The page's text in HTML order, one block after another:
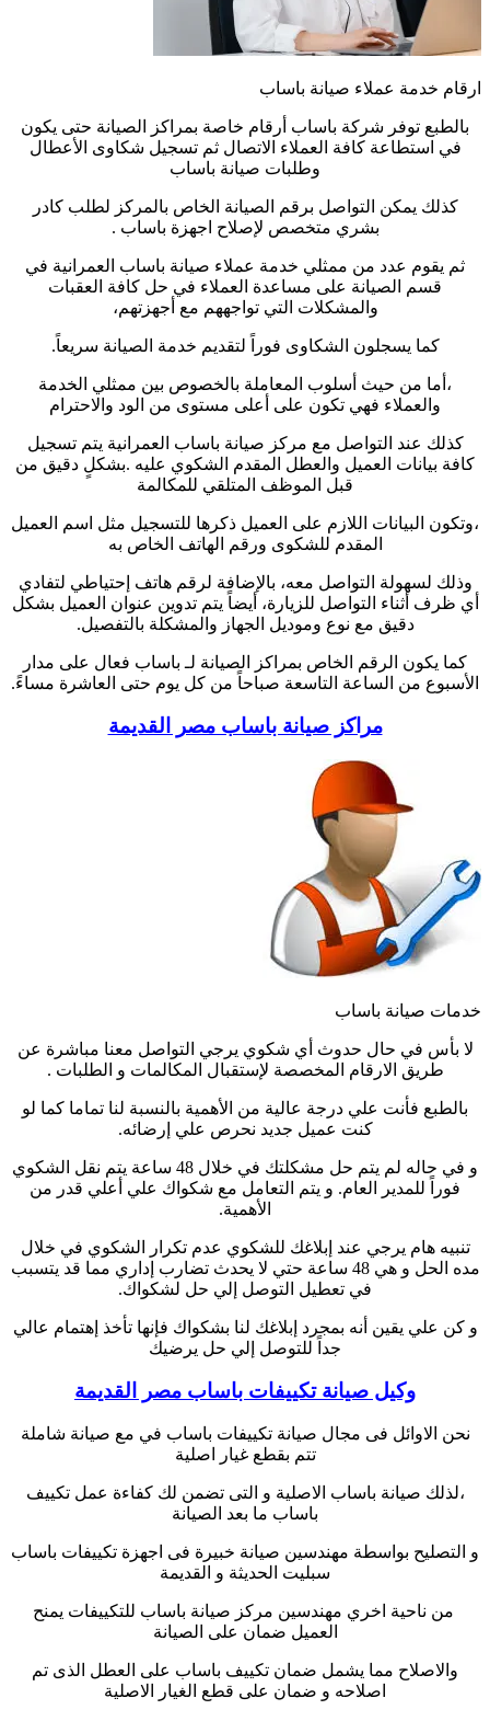
ارقام خدمة عملاء صيانة باساب
بالطبع توفر شركة باساب أرقام خاصة بمراكز الصيانة حتى يكون
في استطاعة كافة العملاء الاتصال ثم تسجيل شكاوى الأعطال
وطلبات صيانة باساب
كذلك يمكن التواصل برقم الصيانة الخاص بالمركز لطلب كادر
بشري متخصص لإصلاح اجهزة باساب .
ثم يقوم عدد من ممثلي خدمة عملاء صيانة باساب العمرانية في
قسم الصيانة على مساعدة العملاء في حل كافة العقبات
والمشكلات التي تواجههم مع أجهزتهم،
كما يسجلون الشكاوى فوراً لتقديم خدمة الصيانة سريعاً.
،أما من حيث أسلوب المعاملة بالخصوص بين ممثلي الخدمة
والعملاء فهي تكون على أعلى مستوى من الود والاحترام
كذلك عند التواصل مع مركز صيانة باساب العمرانية يتم تسجيل
كافة بيانات العميل والعطل المقدم الشكوي عليه .بشكلٍ دقيق من
قبل الموظف المتلقي للمكالمة
،وتكون البيانات اللازم على العميل ذكرها للتسجيل مثل اسم العميل
المقدم للشكوى ورقم الهاتف الخاص به
وذلك لسهولة التواصل معه، بالإضافة لرقم هاتف إحتياطي لتفادي
أي ظرف أثناء التواصل للزيارة، أيضاً يتم تدوين عنوان العميل بشكل
دقيق مع نوع وموديل الجهاز والمشكلة بالتفصيل.
كما يكون الرقم الخاص بمراكز الصيانة لـ باساب فعال على مدار
الأسبوع من الساعة التاسعة صباحاً من كل يوم حتى العاشرة مساءً.
مراكز صيانة باساب مصر القديمة
خدمات صيانة باساب
لا بأس في حال حدوث أي شكوي يرجي التواصل معنا مباشرة عن
طريق الارقام المخصصة لإستقبال المكالمات و الطلبات .
بالطبع فأنت علي درجة عالية من الأهمية بالنسبة لنا تماما كما لو
كنت عميل جديد نحرص علي إرضائه.
و في حاله لم يتم حل مشكلتك في خلال 48 ساعة يتم نقل الشكوي
فوراً للمدير العام. و يتم التعامل مع شكواك علي أعلي قدر من
الأهمية.
تنبيه هام يرجي عند إبلاغك للشكوي عدم تكرار الشكوي في خلال
مده الحل و هي 48 ساعة حتي لا يحدث تضارب إداري مما قد يتسبب
في تعطيل التوصل إلي حل لشكواك.
و كن علي يقين أنه بمجرد إبلاغك لنا بشكواك فإنها تأخذ إهتمام عالي
جداً للتوصل إلي حل يرضيك
وكيل صيانة تكييفات باساب مصر القديمة
نحن الاوائل فى مجال صيانة تكييفات باساب في مع صيانة شاملة
تتم بقطع غيار اصلية
،لذلك صيانة باساب الاصلية و التى تضمن لك كفاءة عمل تكييف
باساب ما بعد الصيانة
و التصليح بواسطة مهندسين صيانة خبيرة فى اجهزة تكييفات باساب
سبليت الحديثة و القديمة
من ناحية اخري مهندسين مركز صيانة باساب للتكييفات يمنح
العميل ضمان على الصيانة
والاصلاح مما يشمل ضمان تكييف باساب على العطل الذى تم
اصلاحه و ضمان على قطع الغيار الاصلية